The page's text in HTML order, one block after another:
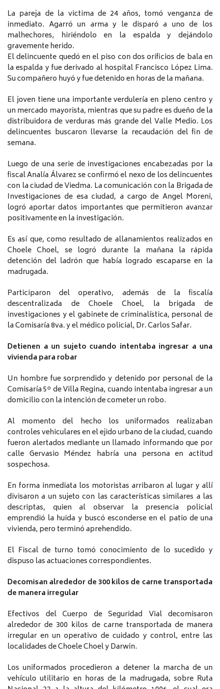
La pareja de la victima de 24 años, tomó venganza de
inmediato. Agarró un arma y le disparó a uno de los
malhechores, hiriéndolo en la espalda y dejándolo
gravemente herido.
El delincuente quedó en el piso con dos orificios de bala en
la espalda y fue derivado al hospital Francisco López Lima.
Su compañero huyó y fue detenido en horas de la mañana.
El joven tiene una importante verdulería en pleno centro y
un mercado mayorista, mientras que su padre es dueño de la
distribuidora de verduras más grande del Valle Medio. Los
delincuentes buscaron llevarse la recaudación del fin de
semana.
Luego de una serie de investigaciones encabezadas por la
fiscal Analía Álvarez se confirmó el nexo de los delincuentes
con la ciudad de Viedma. La comunicación con la Brigada de
Investigaciones de esa ciudad, a cargo de Angel Moreni,
logró aportar datos importantes que permitieron avanzar
positivamente en la investigación.
Es así que, como resultado de allanamientos realizados en
Choele Choel, se logró durante la mañana la rápida
detención del ladrón que había logrado escaparse en la
madrugada.
Participaron del operativo, además de la fiscalía
descentralizada de Choele Choel, la brigada de
investigaciones y el gabinete de criminalística, personal de
la Comisaría 8va. y el médico policial, Dr. Carlos Safar.
Detienen a un sujeto cuando intentaba ingresar a una
vivienda para robar
Un hombre fue sorprendido y detenido por personal de la
Comisaría 5º de Villa Regina, cuando intentaba ingresar a un
domicilio con la intención de cometer un robo.
Al momento del hecho los uniformados realizaban
controles vehiculares en el ejido urbano de la ciudad, cuando
fueron alertados mediante un llamado informando que por
calle Gervasio Méndez habría una persona en actitud
sospechosa.
En forma inmediata los motoristas arribaron al lugar y allí
divisaron a un sujeto con las características similares a las
descriptas, quien al observar la presencia policial
emprendió la huida y buscó esconderse en el patio de una
vivienda, pero terminó aprehendido.
El Fiscal de turno tomó conocimiento de lo sucedido y
dispuso las actuaciones correspondientes.
Decomisan alrededor de 300 kilos de carne transportada
de manera irregular
Efectivos del Cuerpo de Seguridad Vial decomisaron
alrededor de 300 kilos de carne transportada de manera
irregular en un operativo de cuidado y control, entre las
localidades de Choele Choel y Darwin.
Los uniformados procedieron a detener la marcha de un
vehículo utilitario en horas de la madrugada, sobre Ruta